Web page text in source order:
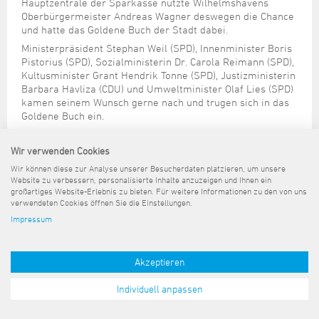
Umwelt-, Natur- und Klimaschutz
Verkehr und Mobilität
Wohnen, Bauen
Wahlen
Schule
Sterbefall
Umzug und Neubürger
Wohnen und Verbrauchen
Formulare
Politik & Verwaltung
Pressemitteilungen
Ratsinformationssystem
Stadtrecht
Telefonverzeichnis
Wirtschaftsstruktur
Regionale Kooperationen
Unterstützung für ExistenzgründerInnen
Zukunftsregion JadeBay
Stadtarchiv
Stadtbibliothek
Volkshochschule
Weiterbildung
Stadt Wilhelmshaven
Unterkünfte
Kulturzentrum Pumpwerk
Maritime Meile
Museen und Ausstellungen
Schiffe, Häfen und Meer erleben
Sportangebot
Stadtpark
Tag des offenen Denkmals
Veranstaltungsorte
Oberbürgermeister Andreas Wagner deswegen die Chance
und hatte das Goldene Buch der Stadt dabei.
Ministerpräsident Stephan Weil (SPD), Innenminister Boris
Pistorius (SPD), Sozialministerin Dr. Carola Reimann (SPD),
Kultusminister Grant Hendrik Tonne (SPD), Justizministerin
Barbara Havliza (CDU) und Umweltminister Olaf Lies (SPD)
kamen seinem Wunsch gerne nach und trugen sich in das
Goldene Buch ein.
Sitemap
Wir verwenden Cookies
Wir können diese zur Analyse unserer Besucherdaten platzieren, um unsere
Website zu verbessern, personalisierte Inhalte anzuzeigen und Ihnen ein
großartiges Website-Erlebnis zu bieten. Für weitere Informationen zu den von uns
verwendeten Cookies öffnen Sie die Einstellungen.
Impressum
Akzeptieren
Individuell anpassen